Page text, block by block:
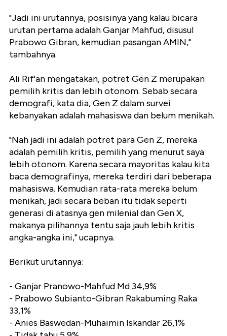
"Jadi ini urutannya, posisinya yang kalau bicara
urutan pertama adalah Ganjar Mahfud, disusul
Prabowo Gibran, kemudian pasangan AMIN,"
tambahnya.
Ali Rif'an mengatakan, potret Gen Z merupakan
pemilih kritis dan lebih otonom. Sebab secara
demografi, kata dia, Gen Z dalam survei
kebanyakan adalah mahasiswa dan belum menikah.
"Nah jadi ini adalah potret para Gen Z, mereka
adalah pemilih kritis, pemilih yang menurut saya
lebih otonom. Karena secara mayoritas kalau kita
baca demografinya, mereka terdiri dari beberapa
mahasiswa. Kemudian rata-rata mereka belum
menikah, jadi secara beban itu tidak seperti
generasi di atasnya gen milenial dan Gen X,
makanya pilihannya tentu saja jauh lebih kritis
angka-angka ini," ucapnya.
Berikut urutannya:
- Ganjar Pranowo-Mahfud Md 34,9%
- Prabowo Subianto-Gibran Rakabuming Raka
33,1%
- Anies Baswedan-Muhaimin Iskandar 26,1%